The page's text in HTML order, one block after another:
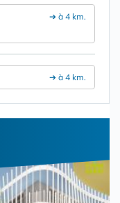
➔ à 4 km.
➔ à 4 km.